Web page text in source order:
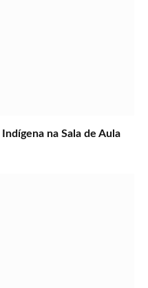
na Sala de Aula